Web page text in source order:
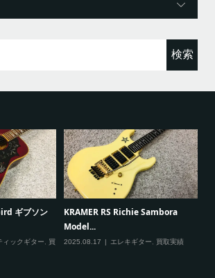
SE
ター, 買取実績
VOX mini5 Rhythm ヴォックス モ
デリングアン...
2025.08.09 アンプ, 買取実績